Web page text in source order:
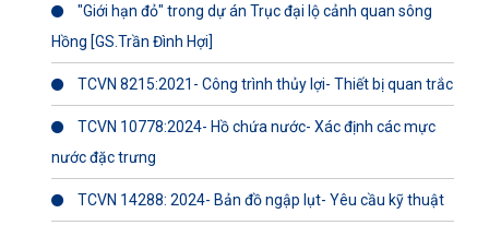
"Giới hạn đỏ" trong dự án Trục đại lộ cảnh quan sông
Hồng [GS.Trần Đình Hợi]
TCVN 8215:2021- Công trình thủy lợi- Thiết bị quan trắc
TCVN 10778:2024- Hồ chứa nước- Xác định các mực
nước đặc trưng
TCVN 14288: 2024- Bản đồ ngập lụt- Yêu cầu kỹ thuật